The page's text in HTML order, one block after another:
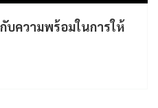
กับความพร้อมในการให้